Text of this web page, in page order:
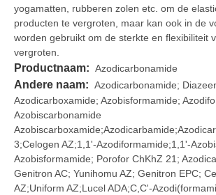
yogamatten, rubberen zolen etc. om de
producten te vergroten, maar kan ook in de
worden gebruikt om de sterkte en flexibiliteit
vergroten.
Productnaam: Azodicarbonamide
Andere naam: Azodicarbonamide;
Azodicarboxamide; Azobisformamide;
Azobiscarbonamide
3;Celogen AZ;1,1'-Azodiformamide;1,1'-
Azobisformamide; Porofor ChKhZ 21;
Genitron AC; Yunihomu AZ; Genitron EPC;
AZ;Uniform AZ;Lucel ADA;C,C'-